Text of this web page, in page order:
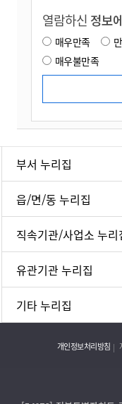
열람하신 정보
매우만족
매우불만족
부서 누리집
읍/면/동 누리집
직속기관/사업소 누리
유관기관 누리집
기타 누리집
개인정보처리방침